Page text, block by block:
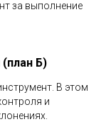
за выполнение
Б)
В этом
и